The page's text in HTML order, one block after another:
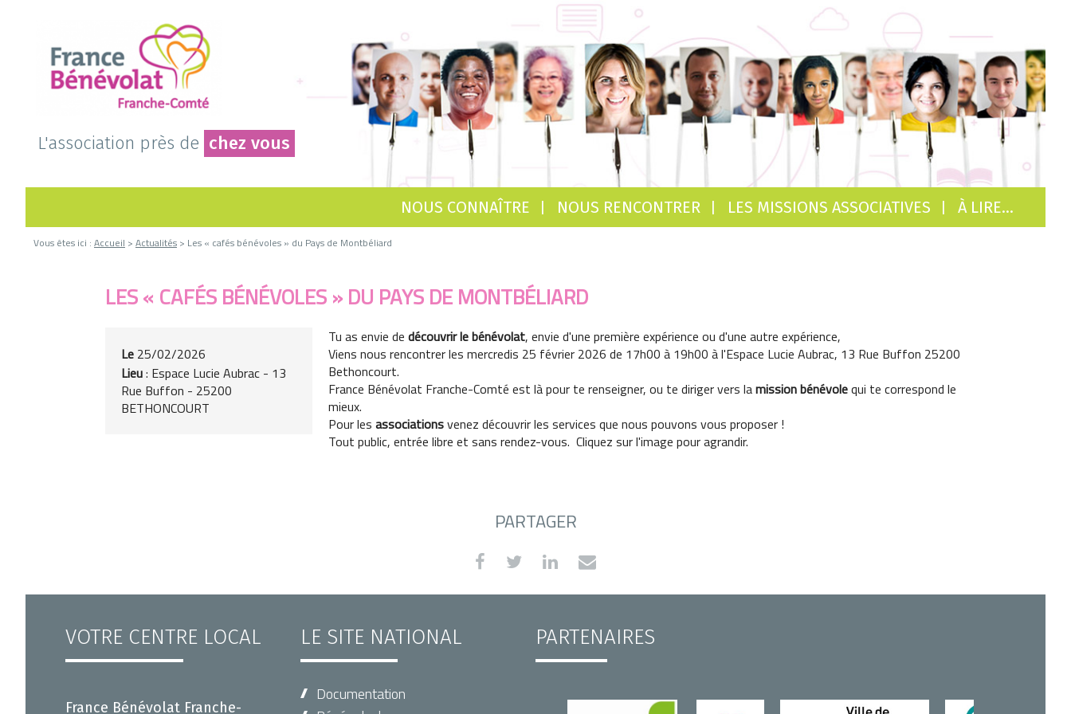
L'association près de chez vous
NOUS CONNAÎTRE NOUS RENCONTRER LES MISSIONS ASSOCIATIVES À LIRE…
Vous êtes ici : Accueil > Actualités > Les « cafés bénévoles » du Pays de Montbéliard
LES « CAFÉS BÉNÉVOLES » DU PAYS DE MONTBÉLIARD
Le 25/02/2026
Lieu: Espace Lucie Aubrac - 13
Rue Buffon - 25200
BETHONCOURT
Tu as envie de découvrir le bénévolat, envie d'une première expérience ou d'une autre expérience,
Viens nous rencontrer les mercredis 25 février 2026 de 17h00 à 19h00 à l'Espace Lucie Aubrac, 13 Rue Buffon 25200
Bethoncourt.
France Bénévolat Franche-Comté est là pour te renseigner, ou te diriger vers lamission bénévolequi te correspond le
mieux.
Pour les associationsvenez découvrir les services que nous pouvons vous proposer !
Tout public, entrée libre et sans rendez-vous. Cliquez sur l'image pour agrandir.
PARTAGER
VOTRE CENTRE LOCAL
France Bénévolat Franche-
LE SITE NATIONAL
Documentation
PARTENAIRES